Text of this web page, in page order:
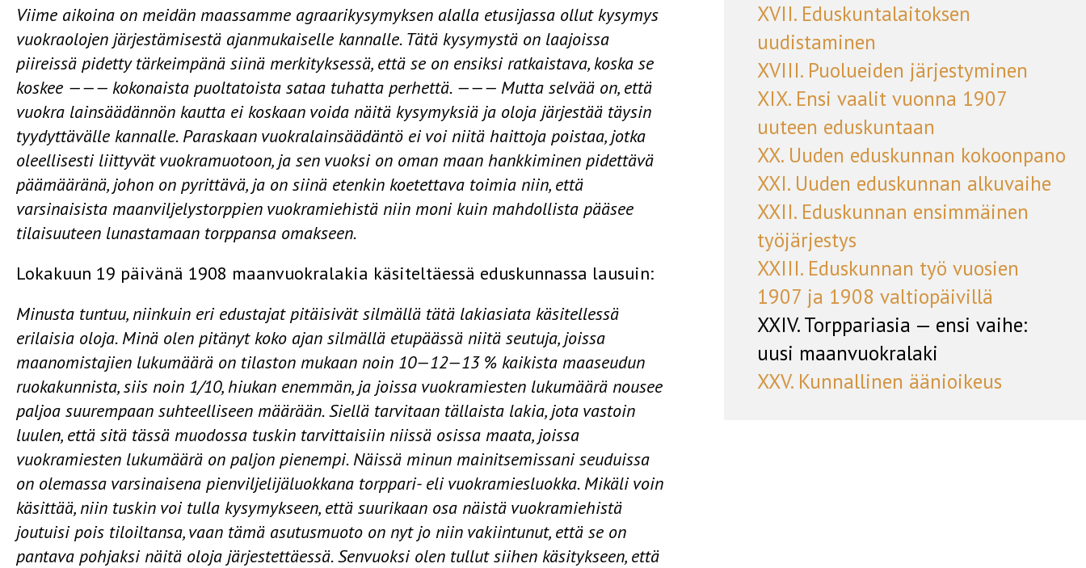
Viime aikoina on meidän maassamme agraarikysymyksen alalla etu­sijassa ollut kysymys
vuokraolojen järjestämisestä ajanmukaiselle kannalle. Tätä kysymystä on laajoissa
piireissä pidetty tärkeimpänä siinä merkityk­sessä, että se on ensiksi ratkaistava, koska se
koskee ——— kokonaista puoltatoista sataa tuhatta perhettä. ——— Mutta selvää on, että
vuokra­ lainsäädännön kautta ei koskaan voida näitä kysymyksiä ja oloja järjestää täysin
tyydyttävälle kannalle. Paraskaan vuokralainsäädäntö ei voi niitä haittoja poistaa, jotka
oleellisesti liittyvät vuokramuotoon, ja sen vuoksi on oman maan hankkiminen pidettävä
päämääränä, johon on pyrittävä, ja on siinä etenkin koetettava toimia niin, että
varsinaisista maanviljelystorp­pien vuokramiehistä niin moni kuin mahdollista pääsee
tilaisuuteen lunas­tamaan torppansa omakseen.
Lokakuun 19 päivänä 1908 maanvuokralakia käsiteltäessä eduskun­nassa lausuin:
Minusta tuntuu, niinkuin eri edustajat pitäisivät silmällä tätä lakiasiata käsitellessä
erilaisia oloja. Minä olen pitänyt koko ajan silmällä etupäässä niitä seutuja, joissa
maanomistajien lukumäärä on tilaston mukaan noin 10—12—13 % kaikista maaseudun
ruokakunnista, siis noin 1/10, hiukan enemmän, ja joissa vuokramiesten lukumäärä nousee
paljoa suurempaan suhteelliseen määrään. Siellä tarvitaan tällaista lakia, jota vastoin
luulen, että sitä tässä muodossa tuskin tarvittaisiin niissä osissa maata, joissa
vuokramiesten luku­määrä on paljon pienempi. Näissä minun mainitsemissani seuduissa
on ole­massa varsinaisena pienviljelijäluokkana torppari- eli vuokramiesluokka. Mikäli voin
käsittää, niin tuskin voi tulla kysymykseen, että suurikaan osa näistä vuokramiehistä
joutuisi pois tiloiltansa, vaan tämä asutusmuoto on nyt jo niin vakiintunut, että se on
pantava pohjaksi näitä oloja järjestet­täessä. Senvuoksi olen tullut siihen käsitykseen, että
XVII. Eduskuntalaitoksen
uudistaminen
XVIII. Puolueiden järjestyminen
XIX. Ensi vaalit vuonna 1907
uuteen eduskuntaan
XX. Uuden eduskunnan kokoonpano
XXI. Uuden eduskunnan alkuvaihe
XXII. Eduskunnan ensimmäinen
työjärjestys
XXIII. Eduskunnan työ vuosien
1907 ja 1908 valtiopäivillä
XXIV. Torppariasia — ensi vaihe:
uusi maanvuokralaki
XXV. Kunnallinen äänioikeus